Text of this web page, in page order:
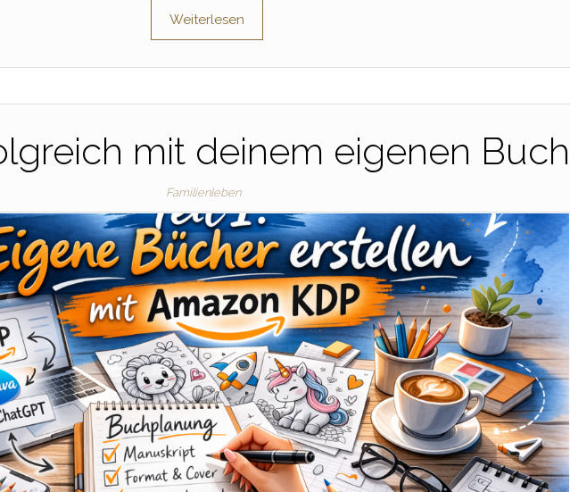
Weiterlesen
mit deinem eigenen Buch
Familienleben